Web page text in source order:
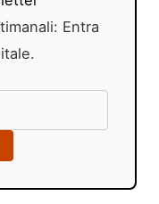
Entra